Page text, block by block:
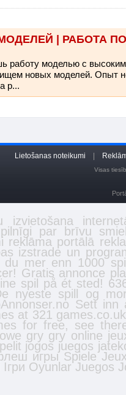
| РАБОТА
работу моделью с
новых моделей. Опыт
р...
Lietošanas noteikumi
Visas
izvietošana
pilnīgi par brīvu
reklāma portālā
izstrade un
du mer enn 1000
! Gratis annonce
spil på ét sted!
nyeste spill og
Sett
at 321
for free, see
gry gry online
pelit jogos juegos
игры Spiele
Ігри Oyunlar Juegos